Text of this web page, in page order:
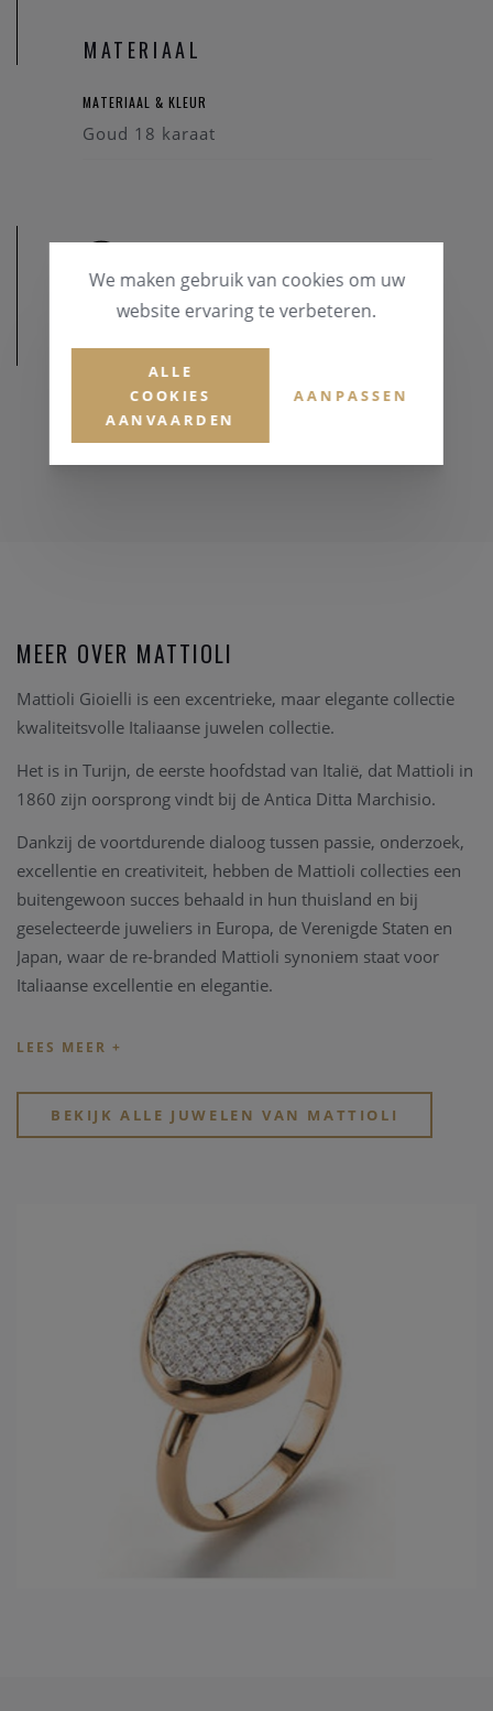
MATERIAAL
MATERIAAL & KLEUR
Goud 18 karaat
AFMETINGEN
MEER OVER MATTIOLI
Mattioli Gioielli is een excentrieke, maar elegante collectie
kwaliteitsvolle Italiaanse juwelen collectie.
Het is in Turijn, de eerste hoofdstad van Italië, dat Mattioli in
1860 zijn oorsprong vindt bij de Antica Ditta Marchisio.
Dankzij de voortdurende dialoog tussen passie, onderzoek,
excellentie en creativiteit, hebben de Mattioli collecties een
buitengewoon succes behaald in hun thuisland en bij
geselecteerde juweliers in Europa, de Verenigde Staten en
Japan, waar de re-branded Mattioli synoniem staat voor
Italiaanse excellentie en elegantie.
eigentijds, trendy maar met een classic touch.
Hun collecties veroveren de harten van dynamische,
geavanceerde vrouwen die houden van juwelen en ze zien
collectie kenmerkt zich vooral door de verwisselbare,
gekleurde parelmoeren en houten “puzzles”.
BEKIJK ALLE JUWELEN VAN MATTIOLI
We maken gebruik van cookies om uw
website ervaring te verbeteren.
ALLE
COOKIES
AANVAARDEN
AANPASSEN